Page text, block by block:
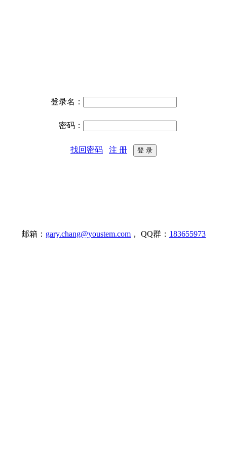
登录名：
密码：
找回密码 注 册
邮箱： gary.chang@youstem.com ， QQ群： 183655973